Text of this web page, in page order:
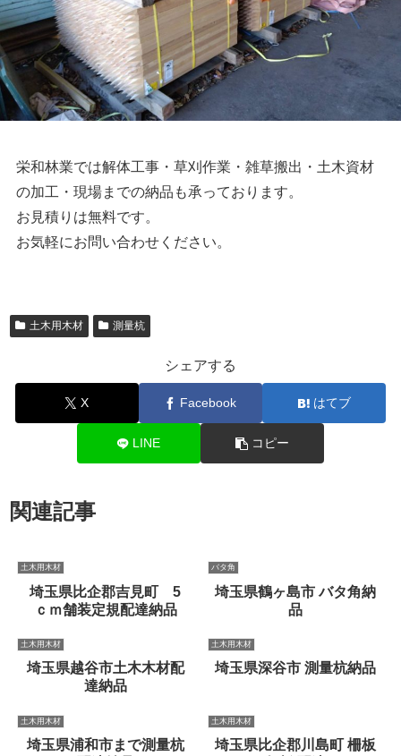
栄和林業では解体工事・草刈作業・雑草搬出・土木資材
の加工・現場までの納品も承っております。
お見積りは無料です。
お気軽にお問い合わせください。
土木用木材 測量杭
シェアする
X Facebook はてブ
LINE コピー
関連記事
土木用木材
埼玉県比企郡吉見町 5
ｃｍ舗装定規配達納品
バタ角
埼玉県鶴ヶ島市 バタ角納
品
土木用木材
埼玉県越谷市土木木材配
達納品
土木用木材
埼玉県深谷市 測量杭納品
土木用木材
埼玉県浦和市まで測量杭
土木用木材
埼玉県比企郡川島町 柵板